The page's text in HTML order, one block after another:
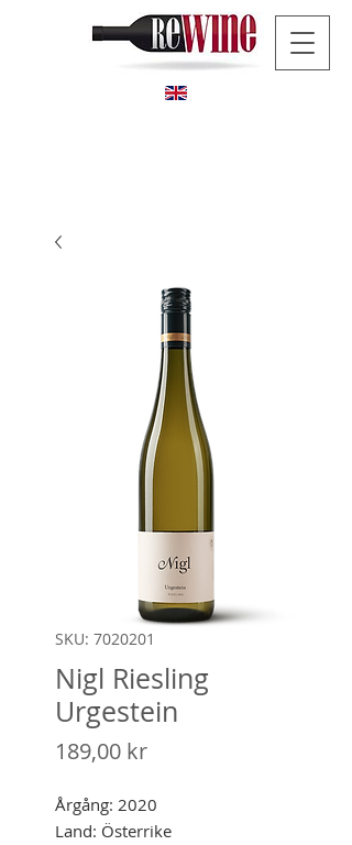
SKU: 7020201
Nigl Riesling
Urgestein
189,00 krPris
Årgång: 2020
Land: Österrike